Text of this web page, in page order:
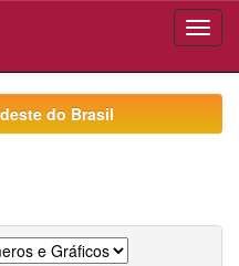
do Brasil